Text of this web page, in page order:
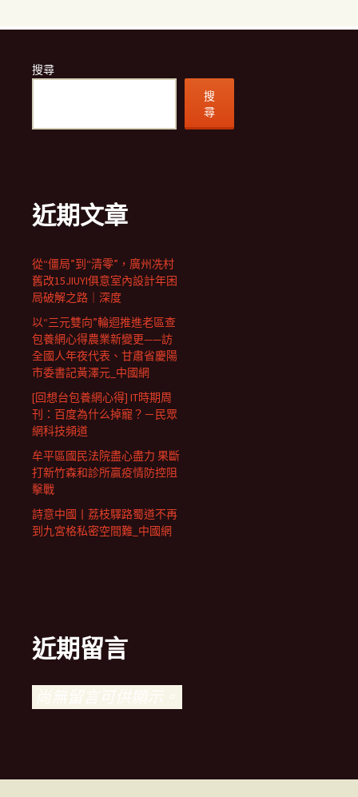
搜尋
搜
尋
近期文章
從“僵局”到“清零”，廣州冼村
舊改15JIUYI俱意室內設計年困
局破解之路｜深度
以“三元雙向”輪迴推進老區查
包養網心得農業新變更——訪
全國人年夜代表、甘肅省慶陽
市委書記黃澤元_中國網
[回想台包養網心得] IT時期周
刊：百度為什么掉寵？－民眾
網科技頻道
牟平區國民法院盡心盡力 果斷
打新竹森和診所贏疫情防控阻
擊戰
詩意中國丨荔枝驛路蜀道不再
到九宮格私密空間難_中國網
近期留言
尚無留言可供顯示。